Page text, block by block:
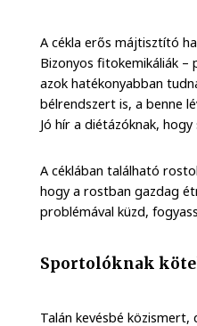
A cékla erős májtisztító
Bizonyos fitokemikáliák –
azok hatékonyabban
bélrendszert is, a benne
Jó hír a diétázóknak,
A céklában található
hogy a rostban gazdag
problémával küzd,
Sportolóknak
Talán kevésbé